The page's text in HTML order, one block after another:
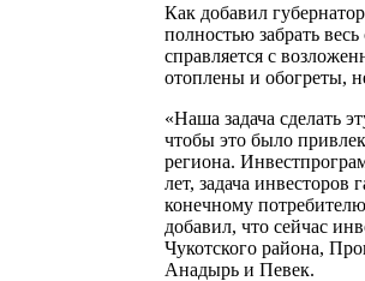
Как добавил
полностью забрать
справляется с
отоплены и обогреты,
«Наша задача сделать
чтобы это было
региона.
лет, задача инвесторов
конечному
добавил, что сейчас
Чукотского района,
Анадырь и Певек.